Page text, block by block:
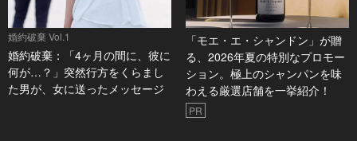
婚約破棄 Vol.1
婚約破棄：「4ヶ月の間に、彼に
何が…？」突然行方をくらまし
た男が、女に送ったメッセージ
「モエ・エ・シャンドン」が贈
る、2026年夏の特別なプロモー
ション。極上のシャンパンを味
わえる厳選店舗を一挙紹介！
PR